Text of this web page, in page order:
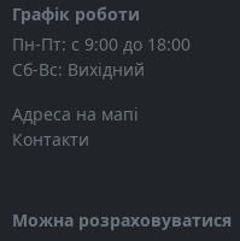
Графік роботи
Пн-Пт: с 9:00 до 18:00
Сб-Вс: Вихідний
Адреса на мапі
Контакти
Можна розраховуватися